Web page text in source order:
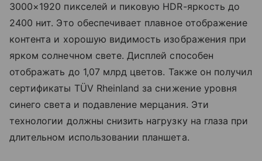
3000×1920 пикселей и пиковую HDR-яркость до
2400 нит. Это обеспечивает плавное отображение
контента и хорошую видимость изображения при
ярком солнечном свете. Дисплей способен
отображать до 1,07 млрд цветов. Также он получил
сертификаты TÜV Rheinland за снижение уровня
синего света и подавление мерцания. Эти
технологии должны снизить нагрузку на глаза при
длительном использовании планшета.